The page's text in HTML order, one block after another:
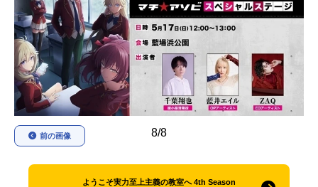
アニメ記事一覧
アニメ映画一覧 実写化映画一覧
今期アニメ曜日別一覧
春アニメ 夏アニメ
秋アニメ
8/8
前の画像
ようこそ実力至上主義の教室へ 4th Season